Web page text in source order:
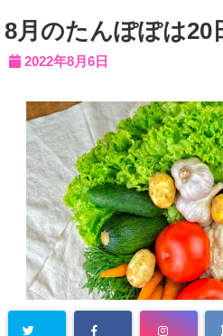
8月のたんぽぽは20
2022年8月6日